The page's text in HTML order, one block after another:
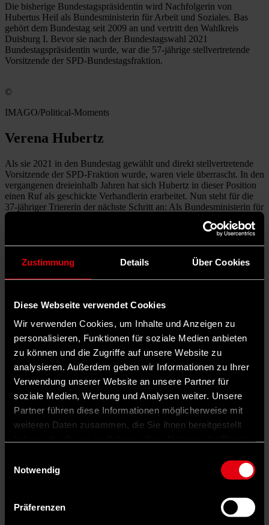
Zustimmung Details Über Cookies
Diese Webseite verwendet Cookies
Wir verwenden Cookies, um Inhalte und Anzeigen zu
personalisieren, Funktionen für soziale Medien anbieten
zu können und die Zugriffe auf unsere Website zu
analysieren. Außerdem geben wir Informationen zu Ihrer
Verwendung unserer Website an unsere Partner für
soziale Medien, Werbung und Analysen weiter. Unsere
Partner führen diese Informationen möglicherweise mit
weiteren Daten zusammen, die Sie ihnen bereitgestellt
Notwendig
Präferenzen
Die bisherige Bundestagspräsidentin wird Nachfolgerin von
Hubertus Heil als Bundesministerin für Arbeit und Soziales. Bas
gehört dem Bundestag seit 2009 an und vertritt den Wahlkreis
Duisburg I. Bevor sie nach der Bundestagswahl 2021
Bundestagspräsidentin wurde, war die 57-jährige stellvertretende
Vorsitzende der SPD-Bundestagsfraktion.
©
IMAGO/Political-Moments
Verena Hubertz
Als sie 2021 in den Bundestag gewählt und direkt stellvertretende
Vorsitzende der SPD-Fraktion wurde, waren viele überrascht. In den
vergangenen dreieinhalb Jahren hat sich Hubertz in dieser Position
einen Ruf als geschickte Verhandlerin erarbeitet. Nun steht für die
37-jähriger Triererin der nächste Schritt an: Als Bundesministerin für
Wohnen, Stadtentwicklung und Bauwesen wird sie Nachfolgerin
IMAGO/Political-Moments
Stefanie Hubig
Dass die 56-jährige Juristin Justizministerin wird, hatten die
wenigsten auf dem Zettel. Dabei war sie zwischen 2014 und 2016
bereits beamtete Staatssekretärin unter dem damaligen Justizminister
Heiko Maas. Danach ging Hubig als Bildungsministerin nach
Rheinland-Pfalz, war 2020 Präsidentin der Kultusministerkonferenz.
Nun kehrt Stefanie Hubig ins Justizministerium zurück.
Boris Pistorius
bereits unter Bundeskanzler Olaf Scholz wird Pistorius auch in der
künftigen Koalition mit CDU/CSU der Verteidigungsministerium
leiten. Bevor er dies im Januar 2023 übernahm, war Pistorius